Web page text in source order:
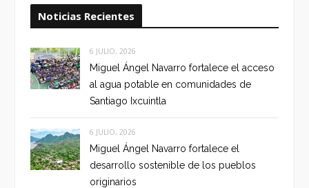
Noticias Recientes
6 JULIO, 2026
Miguel Ángel Navarro fortalece el acceso
al agua potable en comunidades de
Santiago Ixcuintla
6 JULIO, 2026
Miguel Ángel Navarro fortalece el
desarrollo sostenible de los pueblos
originarios